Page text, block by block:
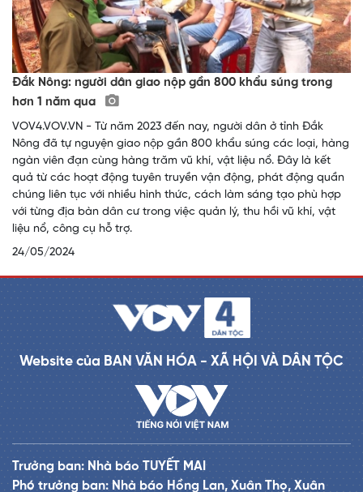
Đắk Nông: người dân giao nộp gần 800 khẩu súng trong
hơn 1 năm qua
VOV4.VOV.VN - Từ năm 2023 đến nay, người dân ở tỉnh Đắk
Nông đã tự nguyện giao nộp gần 800 khẩu súng các loại, hàng
ngàn viên đạn cùng hàng trăm vũ khí, vật liệu nổ. Đây là kết
quả từ các hoạt động tuyên truyền vận động, phát động quần
chúng liên tục với nhiều hình thức, cách làm sáng tạo phù hợp
với từng địa bàn dân cư trong việc quản lý, thu hồi vũ khí, vật
liệu nổ, công cụ hỗ trợ.
24/05/2024
Website của BAN VĂN HÓA - XÃ HỘI VÀ DÂN TỘC
Trưởng ban: Nhà báo TUYẾT MAI
Phó trưởng ban: Nhà báo Hồng Lan, Xuân Thọ, Xuân